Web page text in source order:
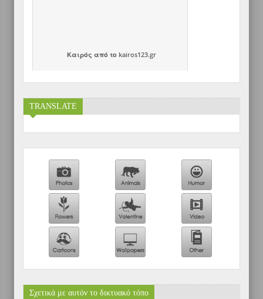
Καιρός από το kairos123.gr
TRANSLATE
Σχετικά με αυτόν το δικτυακό τόπο